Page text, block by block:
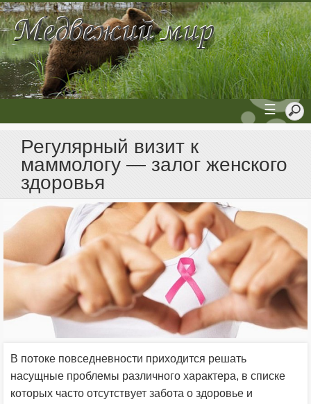
☰
Регулярный визит к
маммологу — залог женского
здоровья
В потоке повседневности приходится решать
насущные проблемы различного характера, в списке
которых часто отсутствует забота о здоровье и